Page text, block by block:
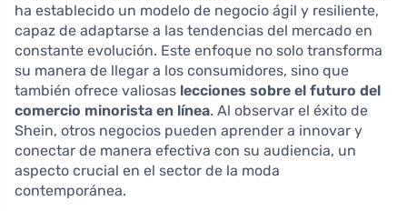
ha establecido un modelo de negocio ágil y resiliente,
capaz de adaptarse a las tendencias del mercado en
constante evolución. Este enfoque no solo transforma
su manera de llegar a los consumidores, sino que
también ofrece valiosas lecciones sobre el futuro del
comercio minorista en línea. Al observar el éxito de
Shein, otros negocios pueden aprender a innovar y
conectar de manera efectiva con su audiencia, un
aspecto crucial en el sector de la moda
contemporánea.